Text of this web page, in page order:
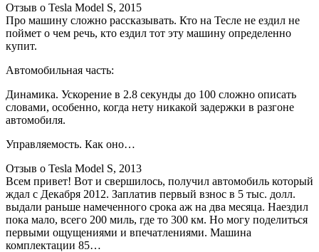
Отзыв о Tesla Model S, 2015
Про машину сложно рассказывать. Кто на Тесле не ездил не
поймет о чем речь, кто ездил тот эту машину определенно
купит.
Автомобильная часть:
Динамика. Ускорение в 2.8 секунды до 100 сложно описать
словами, особенно, когда нету никакой задержки в разгоне
автомобиля.
Управляемость. Как оно…
Отзыв о Tesla Model S, 2013
Всем привет! Вот и свершилось, получил автомобиль который
ждал с Декабря 2012. Заплатив первый взнос в 5 тыс. долл.
выдали раньше намеченного срока аж на два месяца. Наездил
пока мало, всего 200 миль, где то 300 км. Но могу поделиться
первыми ощущениями и впечатлениями. Машина
комплектации 85…